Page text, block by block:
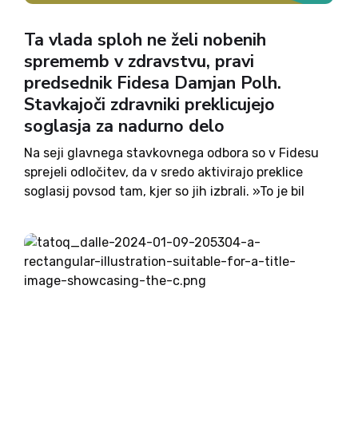
Ta vlada sploh ne želi nobenih
sprememb v zdravstvu, pravi
predsednik Fidesa Damjan Polh.
Stavkajoči zdravniki preklicujejo
soglasja za nadurno delo
Na seji glavnega stavkovnega odbora so v Fidesu
sprejeli odločitev, da v sredo aktivirajo preklice
soglasij povsod tam, kjer so jih izbrali. »To je bil
tega, da opozorimo, da si ta...